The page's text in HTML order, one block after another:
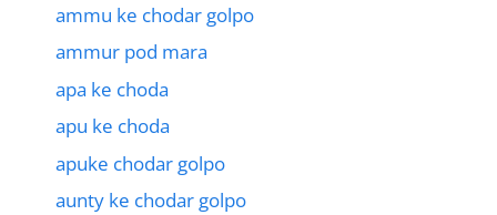
ammu ke chodar golpo
ammur pod mara
apa ke choda
apu ke choda
apuke chodar golpo
aunty ke chodar golpo